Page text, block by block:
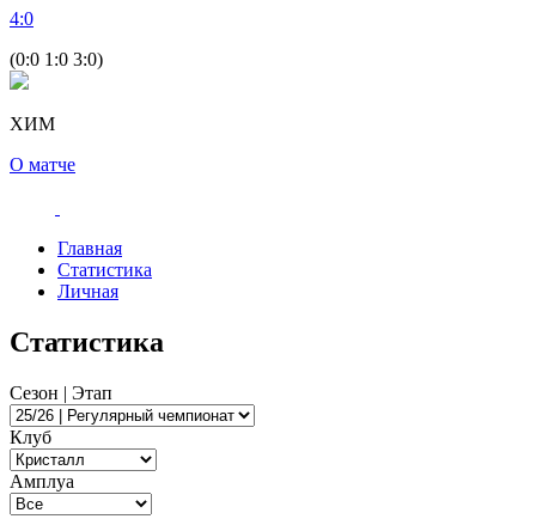
4:0
(0:0 1:0 3:0)
ХИМ
О матче
Главная
Статистика
Личная
Статистика
Сезон | Этап
Клуб
Амплуа